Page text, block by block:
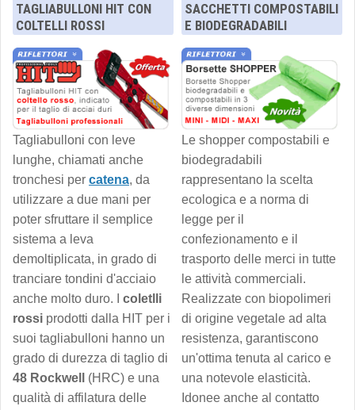
TAGLIABULLONI HIT CON
COLTELLI ROSSI
Tagliabulloni con leve
lunghe, chiamati anche
tronchesi per catena, da
utilizzare a due mani per
poter sfruttare il semplice
sistema a leva
demoltiplicata, in grado di
tranciare tondini d'acciaio
anche molto duro. I coletlli
rossi prodotti dalla HIT per i
suoi tagliabulloni hanno un
grado di durezza di taglio di
48 Rockwell
(HRC) e una
qualità di affilatura delle
SACCHETTI COMPOSTABILI
E BIODEGRADABILI
Le shopper compostabili e
biodegradabili
rappresentano la scelta
ecologica e a norma di
legge per il
confezionamento e il
trasporto delle merci in tutte
le attività commerciali.
Realizzate con biopolimeri
di origine vegetale ad alta
resistenza, garantiscono
un'ottima tenuta al carico e
una notevole elasticità.
Idonee anche al contatto